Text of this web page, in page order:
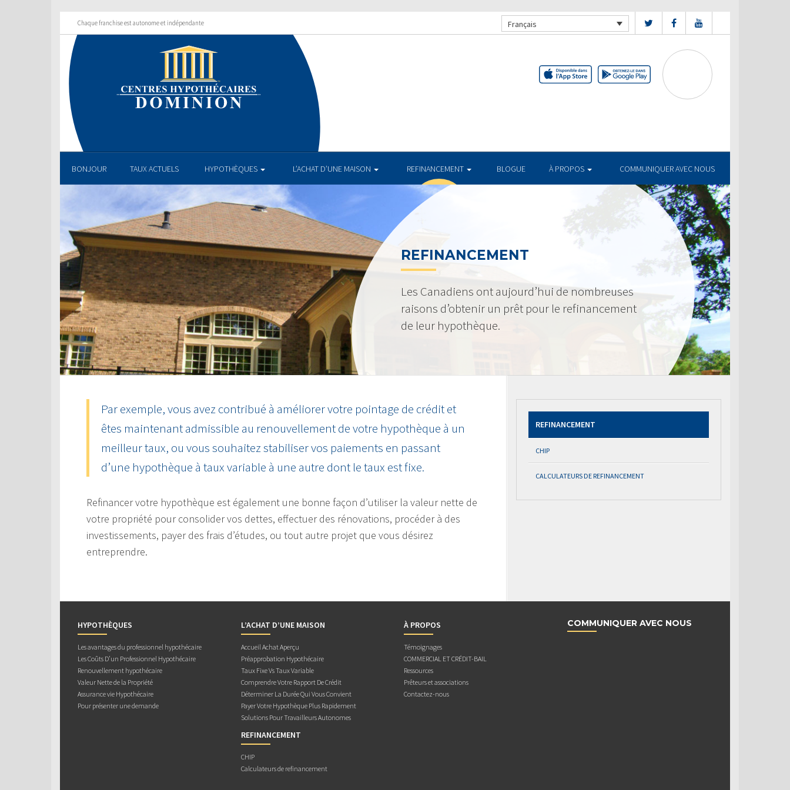
Chaque franchise est autonome et indépendante Français
BONJOUR TAUX ACTUELS HYPOTHÈQUES L’ACHAT D’UNE MAISON REFINANCEMENT BLOGUE À PROPOS COMMUNIQUER AVEC NOUS
REFINANCEMENT
Les Canadiens ont aujourd’hui de nombreuses
raisons d’obtenir un prêt pour le refinancement
de leur hypothèque.
Par exemple, vous avez contribué à améliorer votre pointage de crédit et
êtes maintenant admissible au renouvellement de votre hypothèque à un
meilleur taux, ou vous souhaitez stabiliser vos paiements en passant
d’une hypothèque à taux variable à une autre dont le taux est fixe.
Refinancer votre hypothèque est également une bonne façon d’utiliser la valeur nette de
votre propriété pour consolider vos dettes, effectuer des rénovations, procéder à des
investissements, payer des frais d’études, ou tout autre projet que vous désirez
entreprendre.
REFINANCEMENT
CHIP
CALCULATEURS DE REFINANCEMENT
HYPOTHÈQUES
Les avantages du professionnel hypothécaire
Les Coûts D’un Professionnel Hypothécaire
Renouvellement hypothécaire
Valeur Nette de la Propriété
Assurance vie Hypothécaire
Pour présenter une demande
L’ACHAT D’UNE MAISON
Accueil Achat Aperçu
Préapprobation Hypothécaire
Taux Fixe Vs Taux Variable
Comprendre Votre Rapport De Crédit
Déterminer La Durée Qui Vous Convient
Payer Votre Hypothèque Plus Rapidement
Solutions Pour Travailleurs Autonomes
REFINANCEMENT
CHIP
Calculateurs de refinancement
À PROPOS
Témoignages
COMMERCIAL ET CRÉDIT-BAIL
Ressources
Prêteurs et associations
Contactez-nous
COMMUNIQUER AVEC NOUS